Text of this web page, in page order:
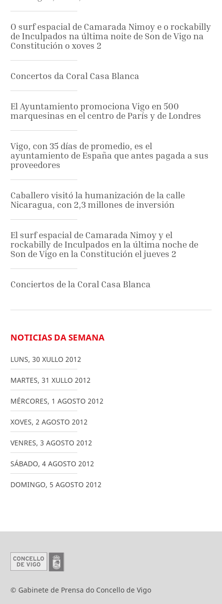
O surf espacial de Camarada Nimoy e o rockabilly
de Inculpados na última noite de Son de Vigo na
Constitución o xoves 2
Concertos da Coral Casa Blanca
El Ayuntamiento promociona Vigo en 500
marquesinas en el centro de París y de Londres
Vigo, con 35 días de promedio, es el
ayuntamiento de España que antes pagada a sus
proveedores
Caballero visitó la humanización de la calle
Nicaragua, con 2,3 millones de inversión
El surf espacial de Camarada Nimoy y el
rockabilly de Inculpados en la última noche de
Son de Vigo en la Constitución el jueves 2
Conciertos de la Coral Casa Blanca
NOTICIAS DA SEMANA
LUNS, 30 XULLO 2012
MARTES, 31 XULLO 2012
MÉRCORES, 1 AGOSTO 2012
XOVES, 2 AGOSTO 2012
VENRES, 3 AGOSTO 2012
SÁBADO, 4 AGOSTO 2012
DOMINGO, 5 AGOSTO 2012
© Gabinete de Prensa do Concello de Vigo